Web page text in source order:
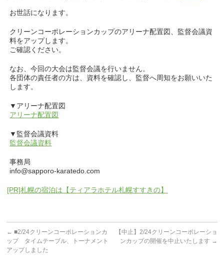
お世話になります。
クリーンコーポレーションカップのアリーナ配置図、監督会議資
料をアップします。
ご確認ください。
なお、今回の大会は監督会議を行いません。
各団体の責任者の方は、資料を確認し、監督へ周知をお願いいた
します。
▼アリーナ配置図
アリーナ配置図
▼監督会議資料
監督会議資料
事務局
info@sapporo-karatedo.com
[PR]札幌の宿泊は【ティアラホテル札幌すすきの】
← ■2/24クリーンコーポレーションカ
ップ タイムテーブル、トーナメント
アップしました
【中止】2/24クリーンコーポレーショ
ンカップの開催を中止いたします →